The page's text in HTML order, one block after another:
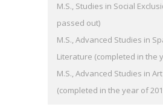
M.S., Studies in Social
passed out)
M.S., Advanced Studies in
Literature (completed in the
M.S., Advanced Studies in
(completed in the year of